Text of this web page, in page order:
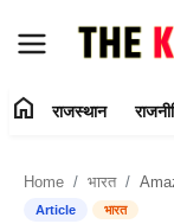
Contact Us
home राजस्थान
Home भारत Amazon
Article भारत